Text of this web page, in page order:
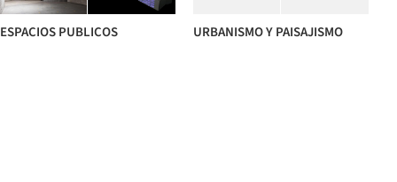
ESPACIOS PUBLICOS URBANISMO Y PAISAJISMO